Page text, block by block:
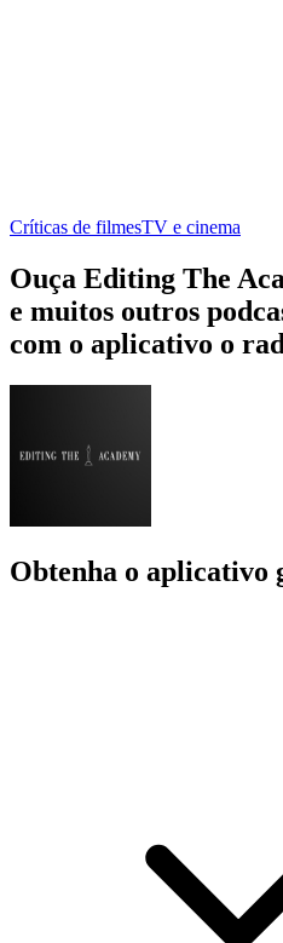
Críticas de filmesTV e cinema
Ouça Editing The
e muitos outros
com o aplicativo o
Obtenha o